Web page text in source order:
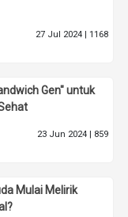
27 Jul 2024 | 1168
Gen" untuk
23 Jun 2024 | 859
Mulai Melirik